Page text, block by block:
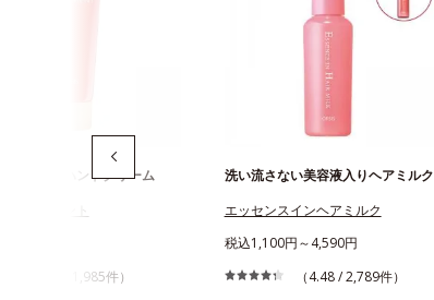
ない保湿ハンドクリーム
（4.5 / 1,985件）
洗い流さない美容液入りヘアミルク
エッセンスインヘアミルク
税込1,100円～4,590円
（4.48 / 2,789件）